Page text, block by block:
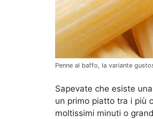
Penne al baffo, la variante
Sapevate che esiste una
un primo piatto tra i più
moltissimi minuti o